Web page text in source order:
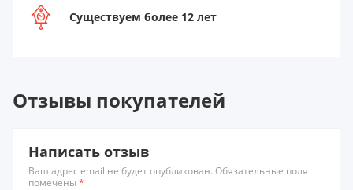
Существуем более 12 лет
Отзывы покупателей
Написать отзыв
Ваш адрес email не будет опубликован. Обязательные поля
помечены *